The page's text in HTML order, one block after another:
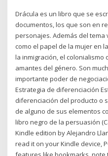
Drácula es un libro que se
documentos, los que son en
personajes. Además del tema
como el papel de la mujer en
la inmigración, el colonialismo
amantes del género. Son
importante poder de
Estrategia de diferenciación
diferenciación del producto o
de alguno de sus elementos
libro negro de la persuasión
Kindle edition by Alejandro
read it on your Kindle device,